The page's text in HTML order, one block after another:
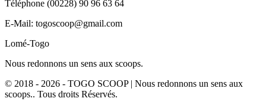
Téléphone (00228) 90 96 63 64
E-Mail: togoscoop@gmail.com
Lomé-Togo
Nous redonnons un sens aux scoops.
© 2018 - 2026 - TOGO SCOOP | Nous redonnons un sens aux
scoops.. Tous droits Réservés.